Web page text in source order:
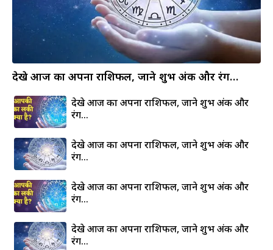
देखे आज का अपना राशिफल, जाने शुभ अंक और रंग…
देखे आज का अपना राशिफल, जाने शुभ अंक और
रंग…
देखे आज का अपना राशिफल, जाने शुभ अंक और
रंग…
देखे आज का अपना राशिफल, जाने शुभ अंक और
रंग…
देखे आज का अपना राशिफल, जाने शुभ अंक और
रंग…